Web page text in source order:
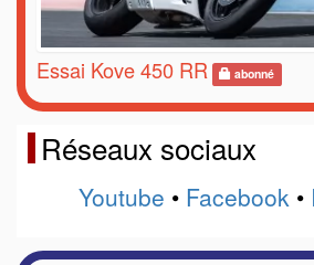
Essai Kove 450 RR abonné
Réseaux sociaux
Youtube • Facebook •